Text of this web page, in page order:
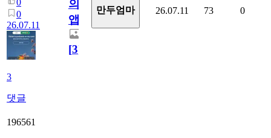
0
26.07.11
3
댓글
의
앱.
[3]
만두엄마 26.07.11 73 0
196561